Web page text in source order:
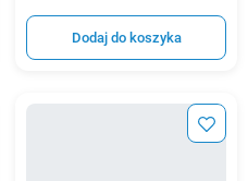
Dodaj do koszyka